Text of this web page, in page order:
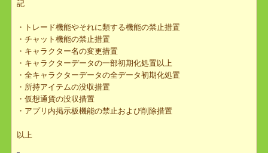
ることの確認が取れ次第実施を行います。
その他
違反内容に応じて、ペナルティ付与の他に下記対応を付け加える場
合があります。
記
・トレード機能やそれに類する機能の禁止措置
・キャラクター名の変更措置